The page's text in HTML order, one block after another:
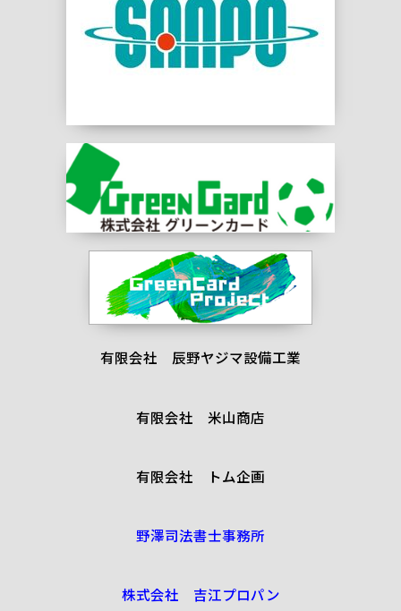
有限会社 辰野ヤジマ設備工業
有限会社 米山商店
有限会社 トム企画
野澤司法書士事務所
株式会社 吉江プロパン